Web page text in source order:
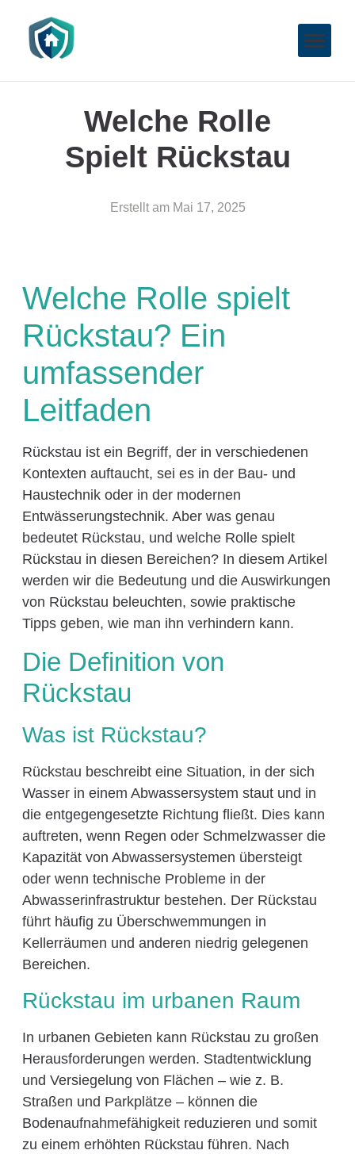
Welche Rolle
Spielt Rückstau
Erstellt am Mai 17, 2025
Welche Rolle spielt
Rückstau? Ein
umfassender
Leitfaden
Rückstau ist ein Begriff, der in verschiedenen
Kontexten auftaucht, sei es in der Bau- und
Haustechnik oder in der modernen
Entwässerungstechnik. Aber was genau
bedeutet Rückstau, und welche Rolle spielt
Rückstau in diesen Bereichen? In diesem Artikel
werden wir die Bedeutung und die Auswirkungen
von Rückstau beleuchten, sowie praktische
Tipps geben, wie man ihn verhindern kann.
Die Definition von
Rückstau
Was ist Rückstau?
Rückstau beschreibt eine Situation, in der sich
Wasser in einem Abwassersystem staut und in
die entgegengesetzte Richtung fließt. Dies kann
auftreten, wenn Regen oder Schmelzwasser die
Kapazität von Abwassersystemen übersteigt
oder wenn technische Probleme in der
Abwasserinfrastruktur bestehen. Der Rückstau
führt häufig zu Überschwemmungen in
Kellerräumen und anderen niedrig gelegenen
Bereichen.
Rückstau im urbanen Raum
In urbanen Gebieten kann Rückstau zu großen
Herausforderungen werden. Stadtentwicklung
und Versiegelung von Flächen – wie z. B.
Straßen und Parkplätze – können die
Bodenaufnahmefähigkeit reduzieren und somit
zu einem erhöhten Rückstau führen. Nach